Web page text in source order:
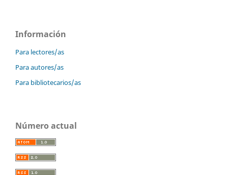
Información
Para lectores/as
Para autores/as
Para bibliotecarios/as
Número actual